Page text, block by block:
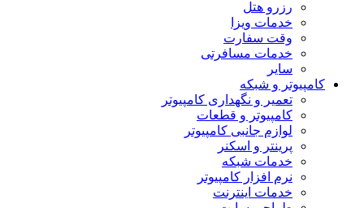
رزرو هتل
خدمات ویزا
وقت سفارت
خدمات مسافرتی
سایر
کامپیوتر و شبکه
تعمیر و نگهداری کامپیوتر
کامپیوتر و قطعات
لوازم جانبی کامپیوتر
پرینتر و اسکنر
خدمات شبکه
نرم افزار کامپیوتر
خدمات اینترنت